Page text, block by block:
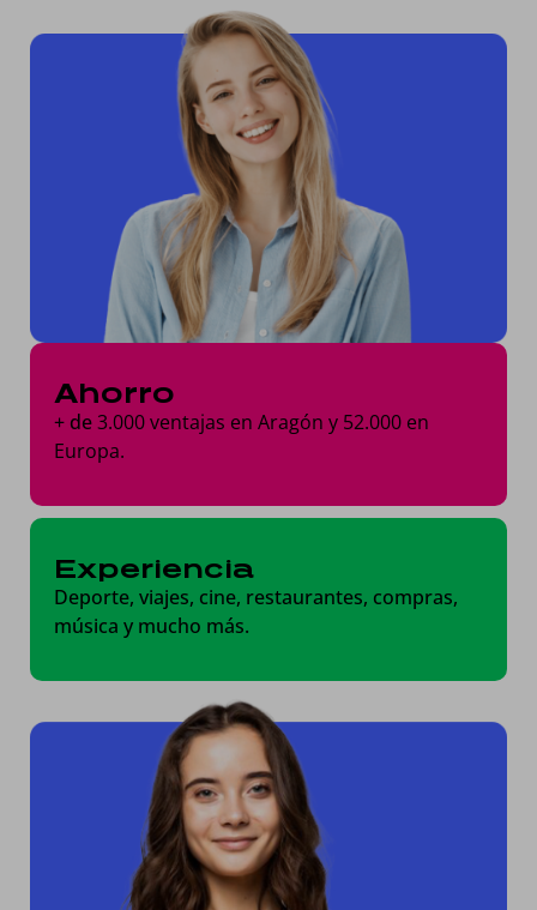
Experiencia
Deporte, viajes, cine, restaurantes, compras,
música y mucho más.
Ahorro
+ de3.000 ventajas en Aragón y 52.000 en
Europa.